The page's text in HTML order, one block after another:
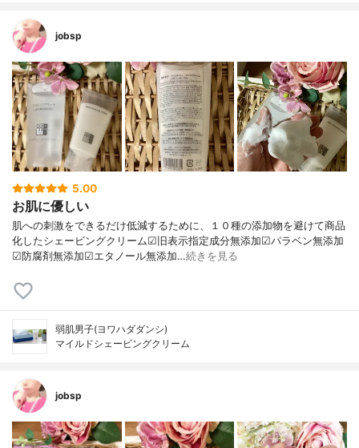
jobsp
5.00
お肌に優しい
肌への刺激をできるだけ低減するために、１０種の添加物を避けて商品
化したシェービングクリーム☑旧表示指定成分無添加☑パラベン無添加
☑防腐剤無添加☑エタノール無添加…続きを見る
弱肌男子(ヨワハダダンシ)
マイルドシェービングクリーム
jobsp